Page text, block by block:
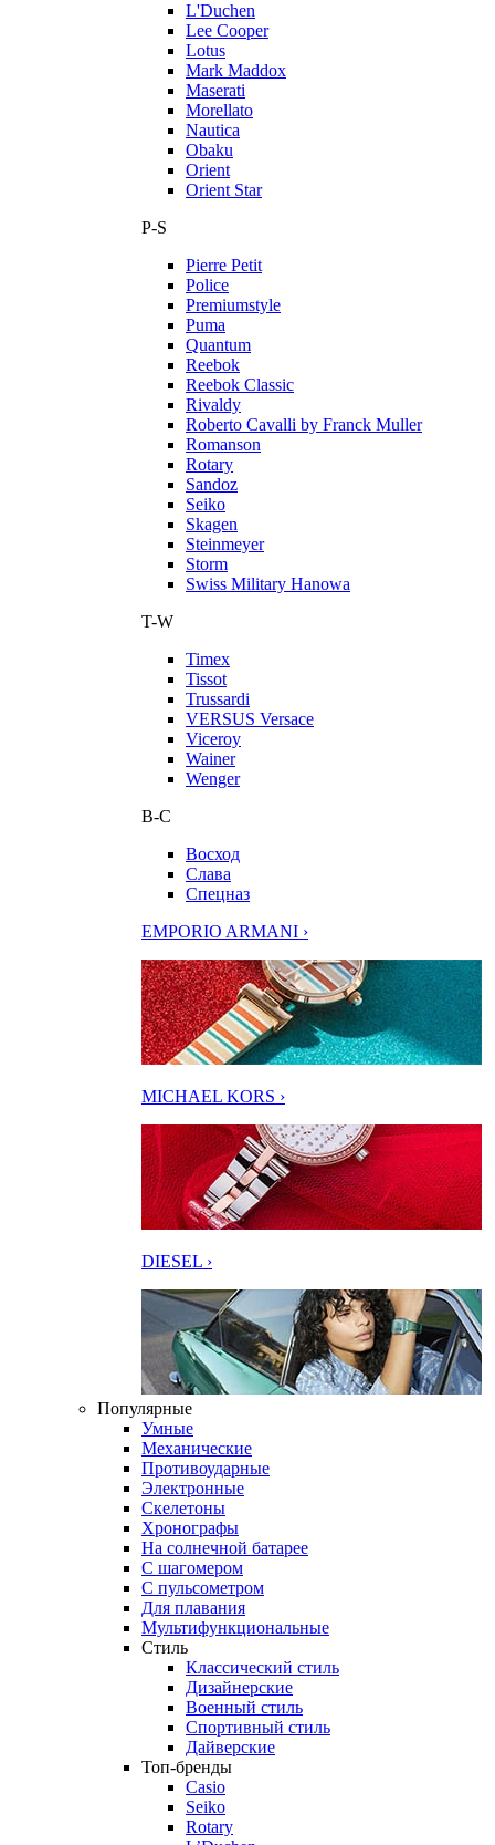
L'Duchen
Lee Cooper
Lotus
Mark Maddox
Maserati
Morellato
Nautica
Obaku
Orient
Orient Star
P-S
Pierre Petit
Police
Premiumstyle
Puma
Quantum
Reebok
Reebok Classic
Rivaldy
Roberto Cavalli by Franck Muller
Romanson
Rotary
Sandoz
Seiko
Skagen
Steinmeyer
Storm
Swiss Military Hanowa
T-W
Timex
Tissot
Trussardi
VERSUS Versace
Viceroy
Wainer
Wenger
В-С
Восход
Слава
Спецназ
EMPORIO ARMANI ›
MICHAEL KORS ›
DIESEL ›
Популярные
Умные
Механические
Противоударные
Электронные
Скелетоны
Хронографы
На солнечной батарее
С шагомером
С пульсометром
Для плавания
Мультифункциональные
Стиль
Классический стиль
Дизайнерские
Военный стиль
Спортивный стиль
Дайверские
Топ-бренды
Casio
Seiko
Rotary